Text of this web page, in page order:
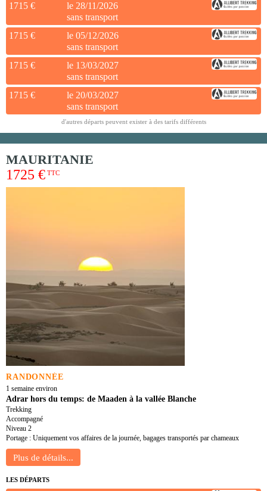
1715 €
le 28/11/2026
sans transport
1715 €
le 05/12/2026
sans transport
1715 €
le 13/03/2027
sans transport
1715 €
le 20/03/2027
sans transport
d'autres départs peuvent exister à des tarifs différents
MAURITANIE
1725 € TTC
RANDONNÉE
1 semaine environ
Adrar hors du temps: de Maaden à la vallée Blanche
Trekking
Accompagné
Niveau 2
Portage : Uniquement vos affaires de la journée, bagages transportés par chameaux
LES DÉPARTS